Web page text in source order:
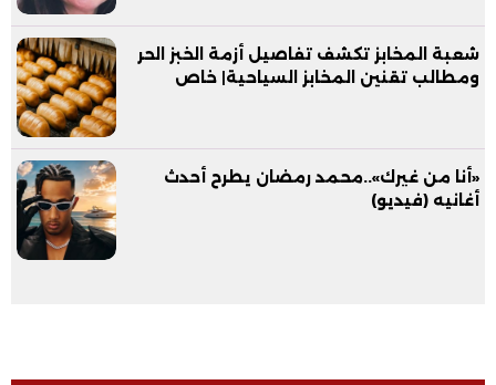
شعبة المخابز تكشف تفاصيل أزمة الخبز الحر
ومطالب تقنين المخابز السياحية| خاص
«أنا من غيرك»..محمد رمضان يطرح أحدث
أغانيه (فيديو)